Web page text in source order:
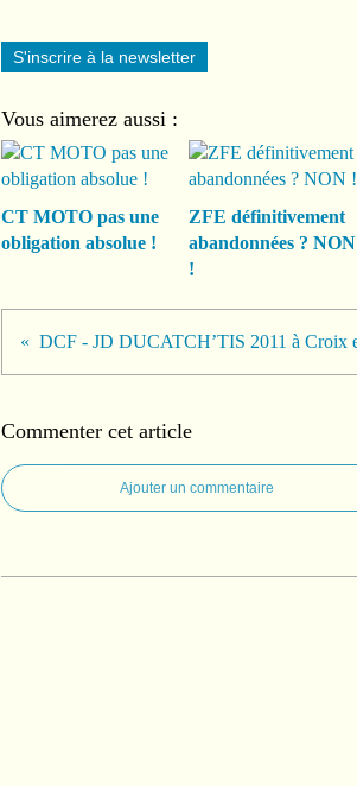
S'inscrire à la newsletter
Vous aimerez aussi :
CT MOTO pas une
obligation absolue !
ZFE définitivement
abandonnées ? NON
!
Commenter cet article
Ajouter un commentaire